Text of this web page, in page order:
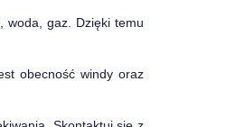
woda, gaz. Dzięki temu
obecność windy oraz